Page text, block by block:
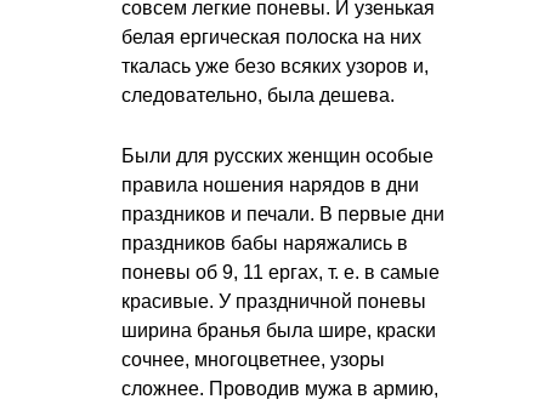
совсем легкие поневы. И узенькая
белая ергическая полоска на них
ткалась уже безо всяких узоров и,
следовательно, была дешева.
Были для русских женщин особые
правила ношения нарядов в дни
праздников и печали. В первые дни
праздников бабы наряжались в
поневы об 9, 11 ергах, т. е. в самые
красивые. У праздничной поневы
ширина бранья была шире, краски
сочнее, многоцветнее, узоры
сложнее. Проводив мужа в армию,